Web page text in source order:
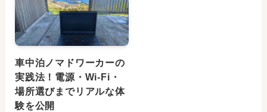
車中泊ノマドワーカーの
実践法！電源・Wi-Fi・
場所選びまでリアルな体
験を公開